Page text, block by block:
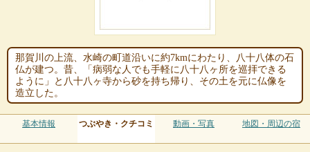
那賀川の上流、水崎の町道沿いに約7kmにわたり、八十八体の石
仏が建つ。昔、「病弱な人でも手軽に八十八ヶ所を巡拝できる
ように」と八十八ヶ寺から砂を持ち帰り、その土を元に仏像を
造立した。
基本情報 つぶやき・クチコミ 動画・写真 地図・周辺の宿